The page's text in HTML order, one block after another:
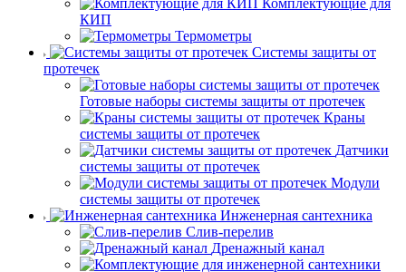
Комплектующие для
КИП
Термометры
Системы защиты от
протечек
Готовые наборы системы защиты от протечек
Краны
системы защиты от протечек
Датчики
системы защиты от протечек
Модули
системы защиты от протечек
Инженерная сантехника
Слив-перелив
Дренажный канал